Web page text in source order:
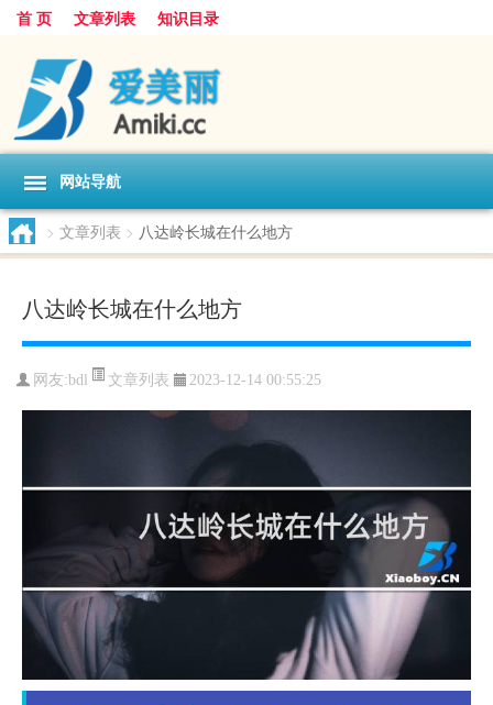
首 页 文章列表 知识目录
网站导航
> 文章列表 > 八达岭长城在什么地方
八达岭长城在什么地方
网友:bdl 文章列表 2023-12-14 00:55:25